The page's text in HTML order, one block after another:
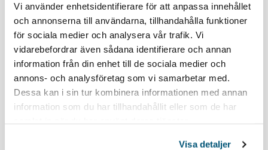
Vi använder enhetsidentifierare för att anpassa innehållet
och annonserna till användarna, tillhandahålla funktioner
för sociala medier och analysera vår trafik. Vi
vidarebefordrar även sådana identifierare och annan
information från din enhet till de sociala medier och
annons- och analysföretag som vi samarbetar med.
Dessa kan i sin tur kombinera informationen med annan
information som du har tillhandahållit eller som de har
Visa detaljer
Kursledare
Camilla Backlund, arbetsmiljöexpert på Gröna arbetsgivare
och Lena Lindström och Magnus Jivén, rådgivare
verksamhet och styrning på Svenska Golfförbundet.
Anmälan
lena.lindstrom@golf.se eller